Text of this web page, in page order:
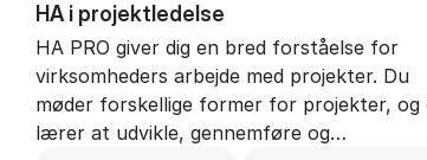
HA i pro­jekt­le­del­se
HA PRO giver dig en bred forståelse for
virksomheders arbejde med projekter. Du
møder forskellige former for projekter, og
lærer at udvikle, gennemføre og…